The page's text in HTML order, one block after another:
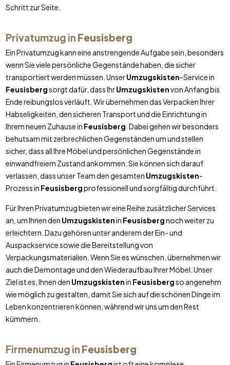
Schritt zur Seite.
Privatumzug in Feusisberg
Ein Privatumzug kann eine anstrengende Aufgabe sein, besonders
wenn Sie viele persönliche Gegenstände haben, die sicher
transportiert werden müssen. UnserUmzugskisten-Service in
Feusisbergsorgt dafür, dass IhrUmzugskistenvon Anfang bis
Ende reibungslos verläuft. Wir übernehmen das Verpacken Ihrer
Habseligkeiten, den sicheren Transport und die Einrichtung in
Ihrem neuen Zuhause in Feusisberg . Dabei gehen wir besonders
behutsam mit zerbrechlichen Gegenständen um und stellen
sicher, dass all Ihre Möbel und persönlichen Gegenstände in
einwandfreiem Zustand ankommen. Sie können sich darauf
verlassen, dass unser Team den gesamten Umzugskisten-
Prozess in Feusisbergprofessionell und sorgfältig durchführt.
Für Ihren Privatumzug bieten wir eine Reihe zusätzlicher Services
an, um Ihnen den Umzugskistenin Feusisbergnoch weiter zu
erleichtern. Dazu gehören unter anderem der Ein- und
Auspackservice sowie die Bereitstellung von
Verpackungsmaterialien. Wenn Sie es wünschen, übernehmen wir
auch die Demontage und den Wiederaufbau Ihrer Möbel. Unser
Ziel ist es, Ihnen den Umzugskistenin Feusisbergso angenehm
wie möglich zu gestalten, damit Sie sich auf die schönen Dinge im
Leben konzentrieren können, während wir uns um den Rest
kümmern.
Firmenumzug in Feusisberg